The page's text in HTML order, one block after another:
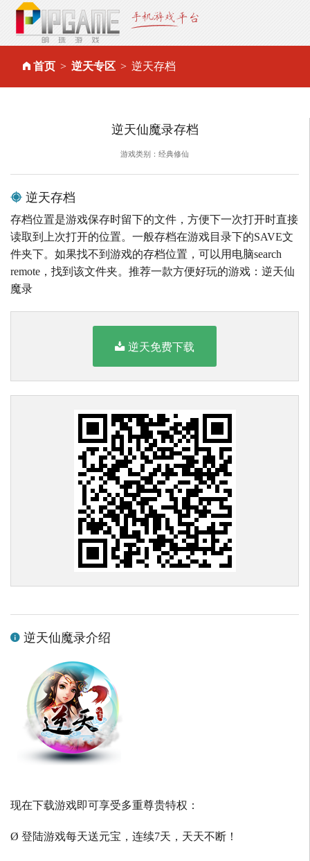
首页 逆天专区 逆天存档
逆天仙魔录存档
游戏类别：经典修仙
逆天存档
存档位置是游戏保存时留下的文件，方便下一次打开时直接
读取到上次打开的位置。一般存档在游戏目录下的SAVE文
件夹下。如果找不到游戏的存档位置，可以用电脑search
remote，找到该文件夹。推荐一款方便好玩的游戏：逆天仙
魔录
逆天免费下载
逆天仙魔录介绍
现在下载游戏即可享受多重尊贵特权：
Ø 登陆游戏每天送元宝，连续7天，天天不断！